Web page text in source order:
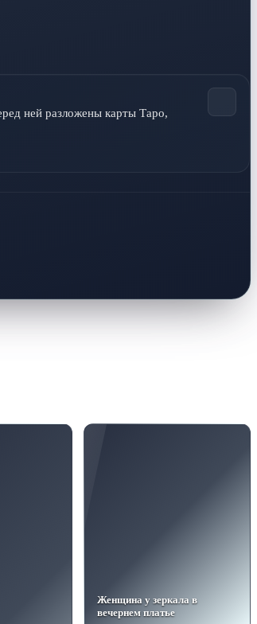
ней разложены карты Таро,
Женщина у зеркала в
вечернем платье